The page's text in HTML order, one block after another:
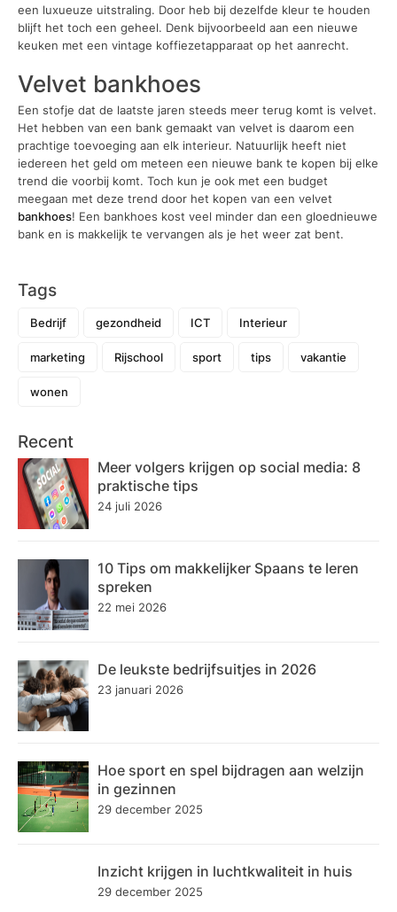
een luxueuze uitstraling. Door heb bij dezelfde kleur te houden
blijft het toch een geheel. Denk bijvoorbeeld aan een nieuwe
keuken met een vintage koffiezetapparaat op het aanrecht.
Velvet bankhoes
Een stofje dat de laatste jaren steeds meer terug komt is velvet.
Het hebben van een bank gemaakt van velvet is daarom een
prachtige toevoeging aan elk interieur. Natuurlijk heeft niet
iedereen het geld om meteen een nieuwe bank te kopen bij elke
trend die voorbij komt. Toch kun je ook met een budget
meegaan met deze trend door het kopen van een velvet
bankhoes! Een bankhoes kost veel minder dan een gloednieuwe
bank en is makkelijk te vervangen als je het weer zat bent.
Tags
Bedrijf gezondheid ICT Interieur
marketing Rijschool sport tips vakantie
wonen
Recent
Meer volgers krijgen op social media: 8
praktische tips
24 juli 2026
10 Tips om makkelijker Spaans te leren
spreken
22 mei 2026
De leukste bedrijfsuitjes in 2026
23 januari 2026
Hoe sport en spel bijdragen aan welzijn
in gezinnen
29 december 2025
Inzicht krijgen in luchtkwaliteit in huis
29 december 2025